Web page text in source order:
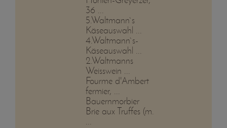
36 ...
5.Waltmann`s
Käseauswahl ...
4.Waltmann`s-
Käseauswahl ...
2.Waltmanns
Weisswein ...
Fourme d'Ambert
fermier, ...
Bauernmorbier
Brie aux Truffes (m.
...